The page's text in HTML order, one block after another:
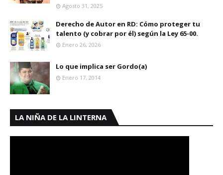
Agosto 31, 2025
Derecho de Autor en RD: Cómo proteger tu
talento (y cobrar por él) según la Ley 65-00.
Enero 26, 2026
Lo que implica ser Gordo(a)
Enero 17, 2014
LA NIÑA DE LA LINTERNA